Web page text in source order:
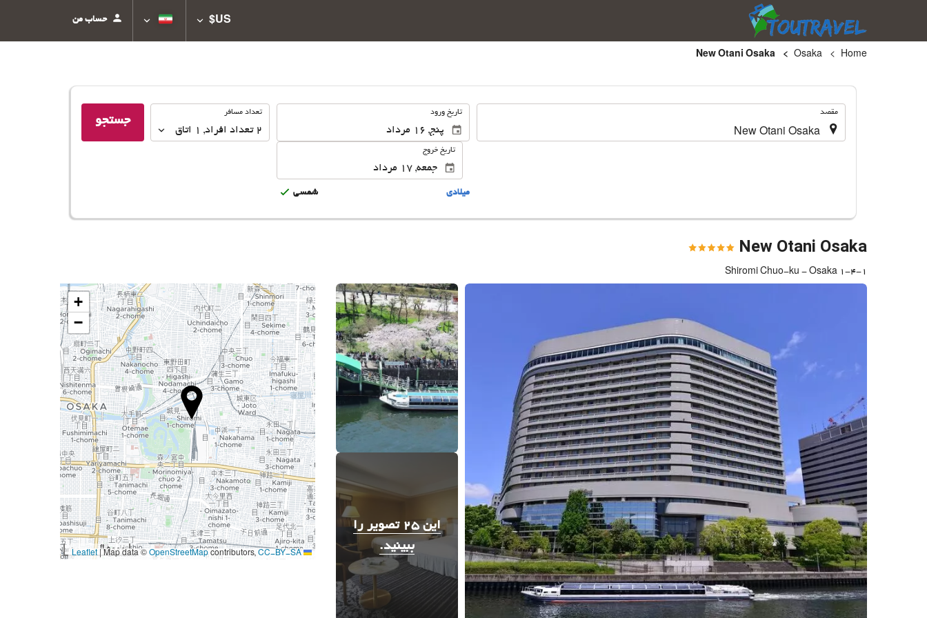
US$ حساب من
Home
Osaka
مقصد تاریخ ورود
تاریخ خروج
ميلادى شمسى
تعداد
تعداد مسافر
2 تعداد افراد ,
1 اتاق
جستجو
New Otani Osaka
1-4-1 Shiromi Chuo-ku - Osaka
این 25 تصویر را
ببینید.
این 25 تصویر را ببینید.
+
−
5000 ft
|Map data © OpenStreetMapcontributors, CC-BY-SA